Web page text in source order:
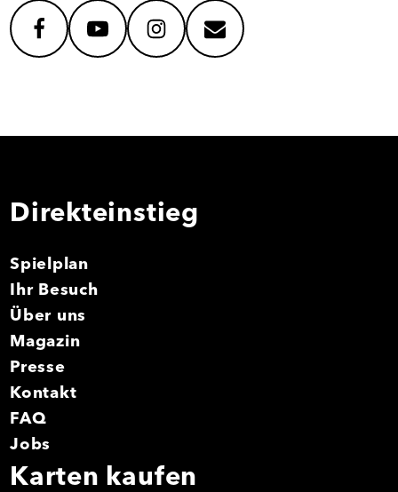
facebookyoutubeinstagrammail
Direkteinstieg
Spielplan
Ihr Besuch
Über uns
Magazin
Presse
Kontakt
FAQ
Jobs
Karten kaufen